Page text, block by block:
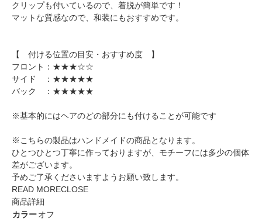
クリップも付いているので、着脱が簡単です！
マットな質感なので、和装にもおすすめです。
【 付ける位置の目安・おすすめ度 】
フロント：★★★☆☆
サイド ：★★★★★
バック ：★★★★★
※基本的にはヘアのどの部分にも付けることが可能です
※こちらの製品はハンドメイドの商品となります。
ひとつひとつ丁寧に作っておりますが、モチーフには多少の個体
差がございます。
予めご了承くださいますようお願い致します。
READ MORECLOSE
商品詳細
カラーオフ